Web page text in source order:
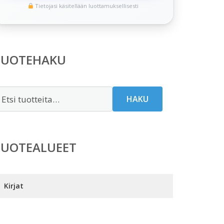
Tietojasi käsitellään luottamuksellisesti
HAKU
Kirjat